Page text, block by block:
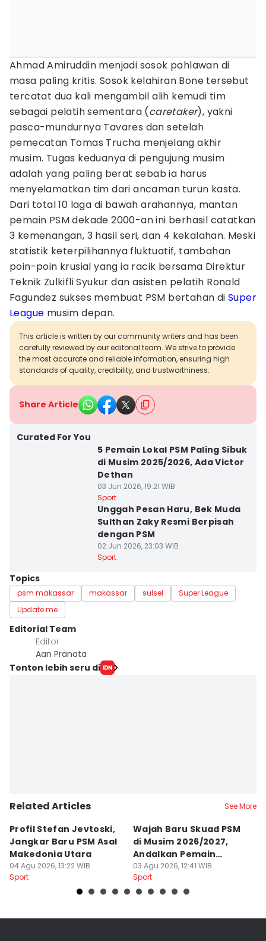
Ahmad Amiruddin menjadi sosok pahlawan di
masa paling kritis. Sosok kelahiran Bone tersebut
tercatat dua kali mengambil alih kemudi tim
sebagai pelatih sementara (caretaker), yakni
pasca-mundurnya Tavares dan setelah
pemecatan Tomas Trucha menjelang akhir
musim. Tugas keduanya di pengujung musim
adalah yang paling berat sebab ia harus
menyelamatkan tim dari ancaman turun kasta.
Dari total 10 laga di bawah arahannya, mantan
pemain PSM dekade 2000-an ini berhasil catatkan
3 kemenangan, 3 hasil seri, dan 4 kekalahan. Meski
statistik keterpilihannya fluktuatif, tambahan
poin-poin krusial yang ia racik bersama Direktur
Teknik Zulkifli Syukur dan asisten pelatih Ronald
Fagundez sukses membuat PSM bertahan di Super
League musim depan.
This article is written by our community writers and has been
carefully reviewed by our editorial team. We strive to provide
the most accurate and reliable information, ensuring high
standards of quality, credibility, and trustworthiness.
Share Article
Curated For You
5 Pemain Lokal PSM Paling Sibuk
di Musim 2025/2026, Ada Victor
Dethan
03 Jun 2026, 19:21 WIB
Sport
Unggah Pesan Haru, Bek Muda
Sulthan Zaky Resmi Berpisah
dengan PSM
02 Jun 2026, 23:03 WIB
Sport
Topics
psm makassar makassar sulsel
Super League
Update me
Editorial Team
Editor
Aan Pranata
Tonton lebih seru di
Related Articles See More
Profil Stefan Jevtoski,
Jangkar Baru PSM Asal
Makedonia Utara
04 Agu 2026, 13:22 WIB
Sport
Wajah Baru Skuad PSM
di Musim 2026/2027,
Andalkan Pemain
Balkan
03 Agu 2026, 12:41 WIB
Sport